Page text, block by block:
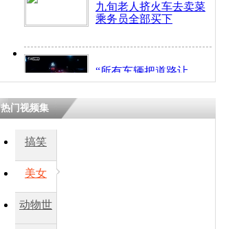
九旬老人挤火车去卖菜
乘务员全部买下
“所有车辆把道路让
开！”儿童突发疾病交
热门视频集
搞笑
美女
动物世